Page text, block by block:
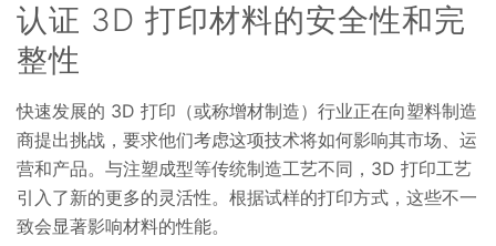
认证 3D 打印材料的安全性和完
整性
快速发展的 3D 打印（或称增材制造）行业正在向塑料制造
商提出挑战，要求他们考虑这项技术将如何影响其市场、运
营和产品。与注塑成型等传统制造工艺不同，3D 打印工艺
引入了新的更多的灵活性。根据试样的打印方式，这些不一
致会显著影响材料的性能。